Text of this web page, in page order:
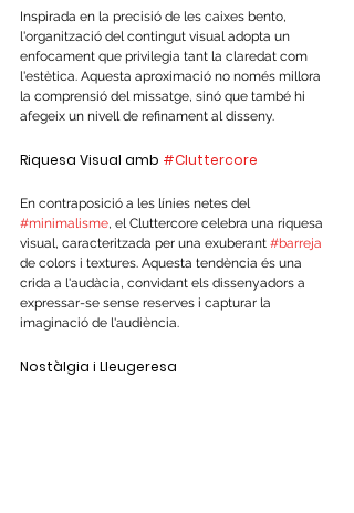
Inspirada en la precisió de les caixes bento,
l'organització del contingut visual adopta un
enfocament que privilegia tant la claredat com
l'estètica. Aquesta aproximació no només millora
la comprensió del missatge, sinó que també hi
afegeix un nivell de refinament al disseny.
Riquesa Visual amb #Cluttercore
En contraposició a les línies netes del
#minimalisme, el Cluttercore celebra una riquesa
visual, caracteritzada per una exuberant #barreja
de colors i textures. Aquesta tendència és una
crida a l'audàcia, convidant els dissenyadors a
expressar-se sense reserves i capturar la
imaginació de l'audiència.
Nostàlgia i Lleugeresa